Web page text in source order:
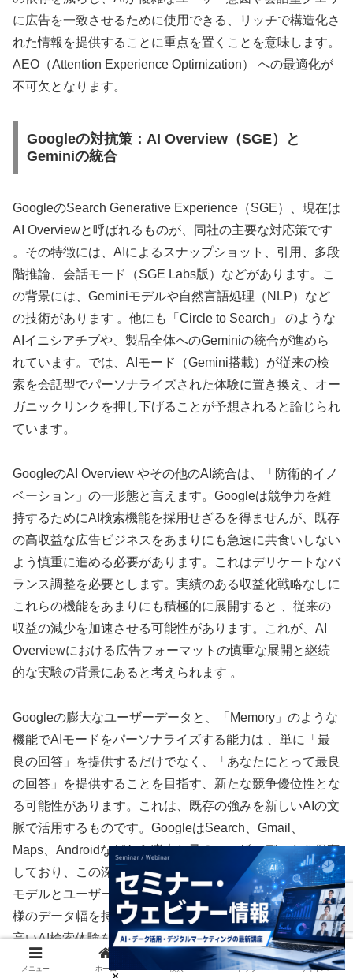
に広告を一致させるために使用できる、リッチで構造化さ
れた情報を提供することに重点を置くことを意味します。
AEO（Attention Experience Optimization） への最適化が
不可欠となります。
Googleの対抗策：AI Overview（SGE）と
Geminiの統合
GoogleのSearch Generative Experience（SGE）、現在は
AI Overviewと呼ばれるものが、同社の主要な対応策です
。その特徴には、AIによるスナップショット、引用、多段
階推論、会話モード（SGE Labs版）などがあります。こ
の背景には、Geminiモデルや自然言語処理（NLP）など
の技術があります 。他にも「Circle to Search」 のような
AIイニシアチブや、製品全体へのGeminiの統合が進めら
れています。では、AIモード（Gemini搭載）が従来の検
索を会話型でパーソナライズされた体験に置き換え、オー
ガニックリンクを押し下げることが予想されると論じられ
ています。
GoogleのAI Overview やその他のAI統合は、「防衛的イノ
ベーション」の一形態と言えます。Googleは競争力を維
持するためにAI検索機能を採用せざるを得ませんが、既存
の高収益な広告ビジネスをあまりにも急速に共食いしない
よう慎重に進める必要があります。これはデリケートなバ
ランス調整を必要とします。実績のある収益化戦略なしに
これらの機能をあまりにも積極的に展開すると 、従来の
収益の減少を加速させる可能性があります。これが、AI
Overviewにおける広告フォーマットの慎重な展開と継続
的な実験の背景にあると考えられます 。
Googleの膨大なユーザーデータと、「Memory」のような
機能でAIモードをパーソナライズする能力は 、単に「最
良の回答」を提供するだけでなく、「あなたにとって最良
の回答」を提供することを目指す、新たな競争優位性とな
る可能性があります。これは、既存の強みを新しいAIの文
脈で活用するものです。GoogleはSearch、Gmail、
Maps、Androidなどから膨大な量のユーザーデータを保有
しており、この深いパーソナライゼーションは、Gemini
モデルとユーザーデータによって強化され、競合他社（同
様のデータ幅を持たない）が再現困難な、非常に粘着性の
高いAI検索体験を生み出す可能性があります。したがっ
て、パーソナライゼーションはAI検索時代における
メニュー ホーム 検索 トップ サイドバー